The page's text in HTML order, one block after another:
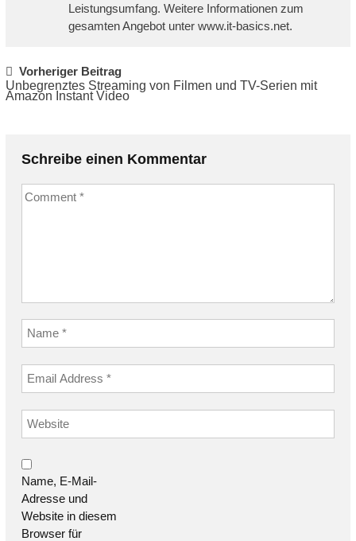
Leistungsumfang. Weitere Informationen zum
gesamten Angebot unter www.it-basics.net.
Post navigation
Vorheriger Beitrag
Unbegrenztes Streaming von Filmen und TV-Serien mit
Amazon Instant Video
Schreibe einen Kommentar
Name, E-Mail-
Adresse und
Website in diesem
Browser für